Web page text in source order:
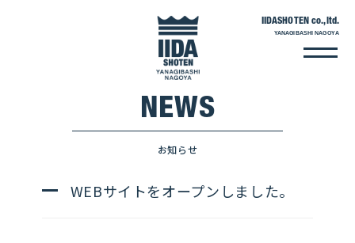
IIDASHOTEN co.,ltd.
YANAGIBASHI NAGOYA
NEWS
お知らせ
WEBサイトをオープンしました。